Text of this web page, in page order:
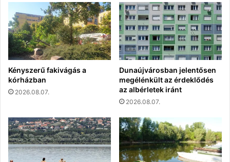
Kényszerű fakivágás a
kórházban
2026.08.07.
Dunaújvárosban jelentősen
megélénkült az érdeklődés
az albérletek iránt
2026.08.07.